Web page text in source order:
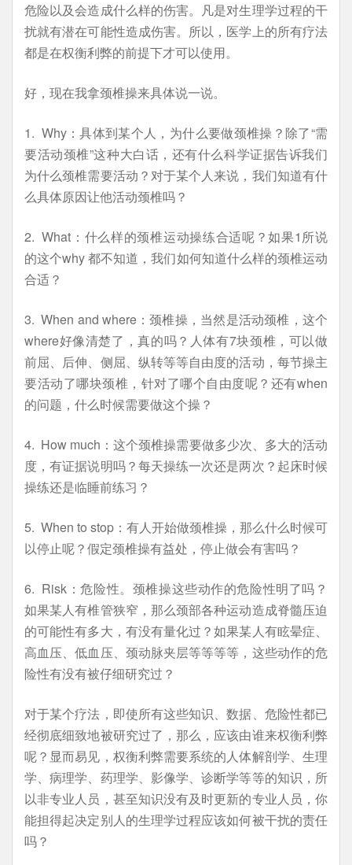
危险以及会造成什么样的伤害。凡是对生理学过程的干
扰就有潜在可能性造成伤害。所以，医学上的所有疗法
都是在权衡利弊的前提下才可以使用。
好，现在我拿颈椎操来具体说一说。
1. Why：具体到某个人，为什么要做颈椎操？除了“需
要活动颈椎”这种大白话，还有什么科学证据告诉我们
为什么颈椎需要活动？对于某个人来说，我们知道有什
么具体原因让他活动颈椎吗？
2. What：什么样的颈椎运动操练合适呢？如果1所说
的这个why 都不知道，我们如何知道什么样的颈椎运动
合适？
3. When and where：颈椎操，当然是活动颈椎，这个
where好像清楚了，真的吗？人体有7块颈椎，可以做
前屈、后伸、侧屈、纵转等等自由度的活动，每节操主
要活动了哪块颈椎，针对了哪个自由度呢？还有when
的问题，什么时候需要做这个操？
4. How much：这个颈椎操需要做多少次、多大的活动
度，有证据说明吗？每天操练一次还是两次？起床时候
操练还是临睡前练习？
5. When to stop：有人开始做颈椎操，那么什么时候可
以停止呢？假定颈椎操有益处，停止做会有害吗？
6. Risk：危险性。颈椎操这些动作的危险性明了吗？
如果某人有椎管狭窄，那么颈部各种运动造成脊髓压迫
的可能性有多大，有没有量化过？如果某人有眩晕症、
高血压、低血压、颈动脉夹层等等等等，这些动作的危
险性有没有被仔细研究过？
对于某个疗法，即使所有这些知识、数据、危险性都已
经彻底细致地被研究过了，那么，应该由谁来权衡利弊
呢？显而易见，权衡利弊需要系统的人体解剖学、生理
学、病理学、药理学、影像学、诊断学等等的知识，所
以非专业人员，甚至知识没有及时更新的专业人员，你
能担得起决定别人的生理学过程应该如何被干扰的责任
吗？